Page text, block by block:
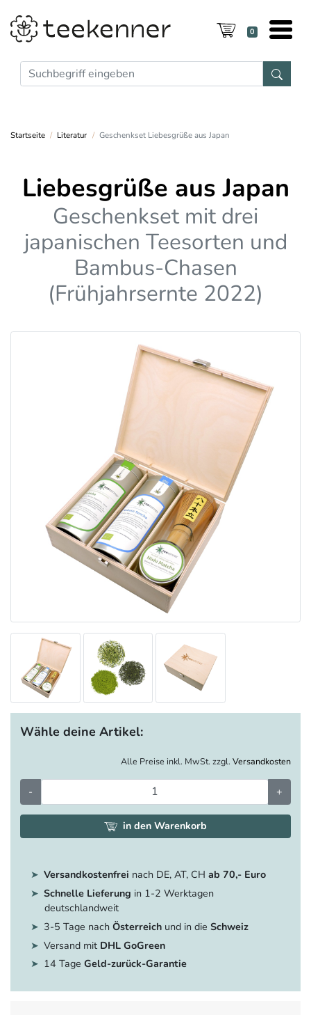
0
Startseite Literatur Geschenkset Liebesgrüße aus Japan
Liebesgrüße aus Japan
Geschenkset mit drei
japanischen Teesorten und
Bambus-Chasen
(Frühjahrsernte 2022)
Wähle deine Artikel:
Alle Preise inkl. MwSt. zzgl. Versandkosten
- +
in den Warenkorb
Versandkostenfrei nach DE, AT, CH ab 70,- Euro
Schnelle Lieferung in 1-2 Werktagen
deutschlandweit
3-5 Tage nach Österreichund in die Schweiz
Versand mit DHL GoGreen
14 Tage Geld-zurück-Garantie